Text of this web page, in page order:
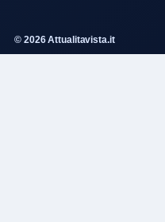
© 2026 Attualitavista.it